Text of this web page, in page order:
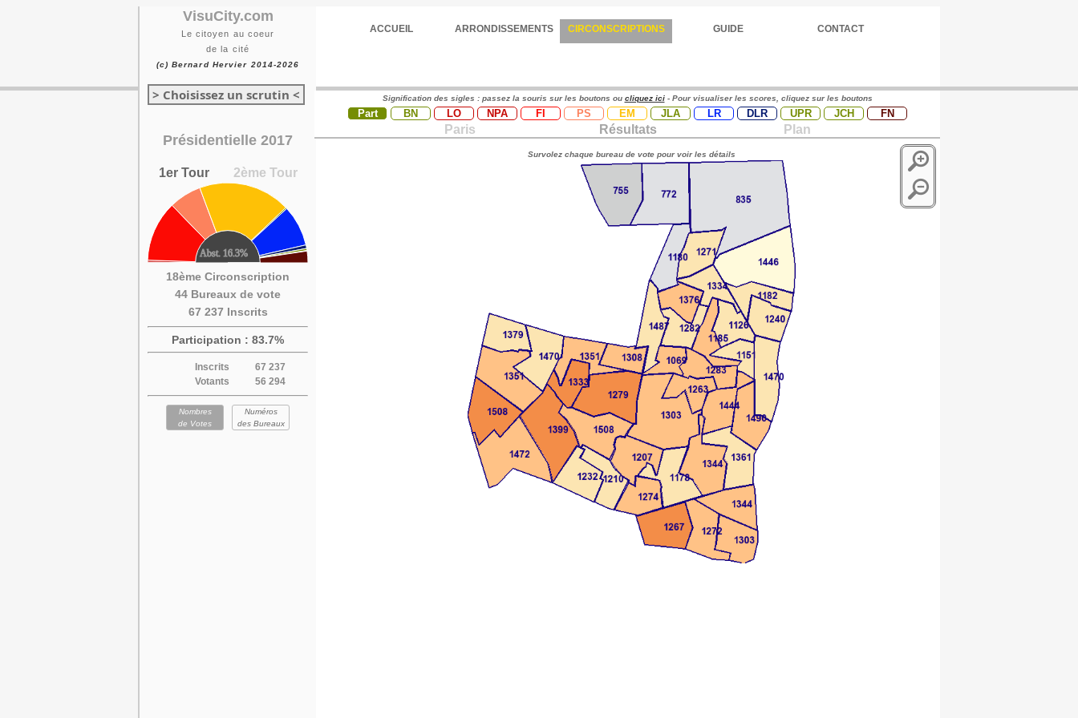
VisuCity.com
Le citoyen au coeur
de la cité
(c) Bernard Hervier 2014-2026
ACCUEIL ARRONDISSEMENTS CIRCONSCRIPTIONS GUIDE CONTACT
> Choisissez un scrutin <
Présidentielle 2017
1er Tour 2ème Tour
18ème Circonscription
44 Bureaux de vote
67 237 Inscrits
Participation : 83.7%
Inscrits
67 237
Votants
56 294
Nombres
de Votes
Numéros
des Bureaux
Signification des sigles : passez la souris sur les boutons ou cliquez ici- Pour visualiser les scores, cliquez sur les boutons
Part BN LO NPA FI PS EM JLA LR DLR UPR JCH FN
Paris Résultats Plan
Survolez chaque bureau de vote pour voir les détails